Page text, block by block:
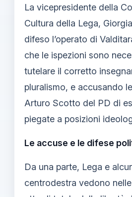
La vicepresidente della
Cultura della Lega,
difeso l’operato di
che le ispezioni sono
tutelare il corretto
pluralismo, e accusando
Arturo Scotto del PD di
piegate a posizioni
Le accuse e le difese
Da una parte, Lega e
centrodestra vedono